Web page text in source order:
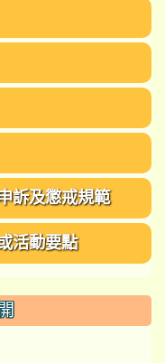
訴及懲戒規範
活動要點